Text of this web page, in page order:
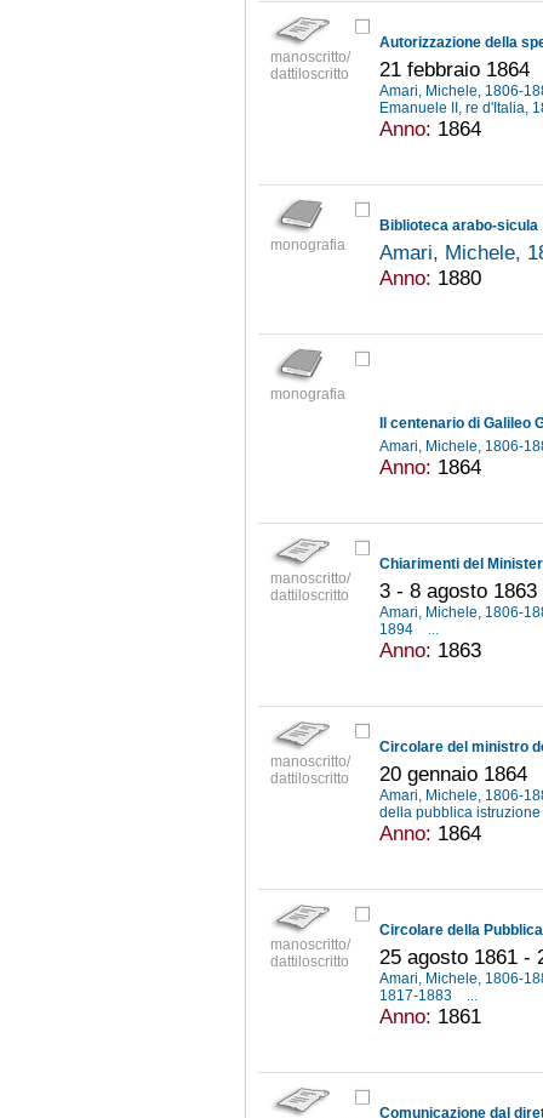
manoscritto/
dattiloscritto
21 febbraio 1864
Amari, Michele, 1806-
Emanuele II, re d'Italia,
Anno: 1864
monografia
Biblioteca arabo-sicula
Amari, Michele,
Anno: 1880
monografia
Amari, Michele, 1806-
Anno: 1864
manoscritto/
dattiloscritto
3 - 8 agosto 1863
Amari, Michele, 1806-
1894
...
Anno: 1863
manoscritto/
dattiloscritto
20 gennaio 1864
Amari, Michele, 1806-
della pubblica
Anno: 1864
manoscritto/
dattiloscritto
25 agosto 1861 -
Amari, Michele, 1806-
1817-1883
...
Anno: 1861